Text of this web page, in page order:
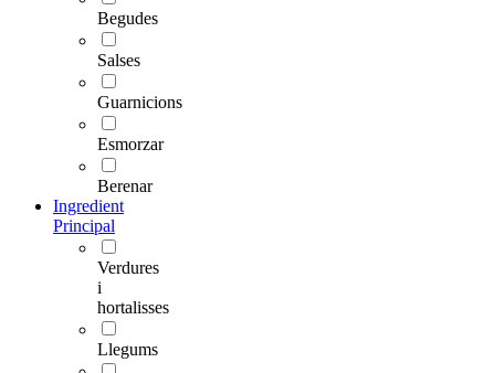
Begudes
Salses
Guarnicions
Esmorzar
Berenar
Ingredient
Principal
Verdures
i
hortalisses
Llegums